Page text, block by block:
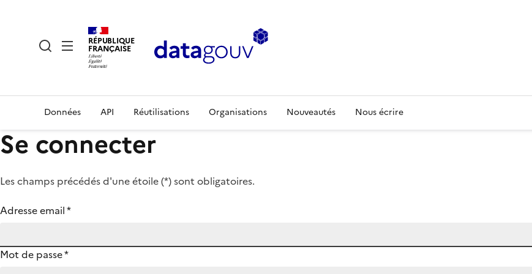
RÉPUBLIQUE
FRANÇAISE
Données API Réutilisations Organisations Nouveautés Nous écrire
Se connecter
Les champs précédés d'une étoile (*) sont obligatoires.
Adresse email*
Mot de passe*